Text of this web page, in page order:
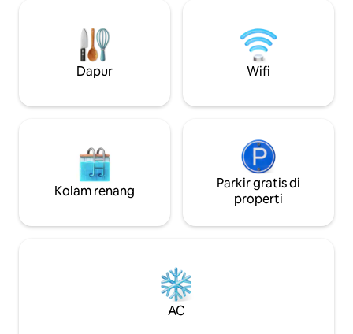
Iicet in rebus jucundis vive beatus",
"Hiduplah bahagia selagi kamu bisa di
antara hal-hal yang menggembirakan".
Kami berharap masa inap di The Temple
tetap sesuai dengan visi ini
lantai kaca.
yang tenang dan damai.
yang tenang.
Radiator.
Dapur Wifi
Kolam renang
Parkir gratis di
properti
AC